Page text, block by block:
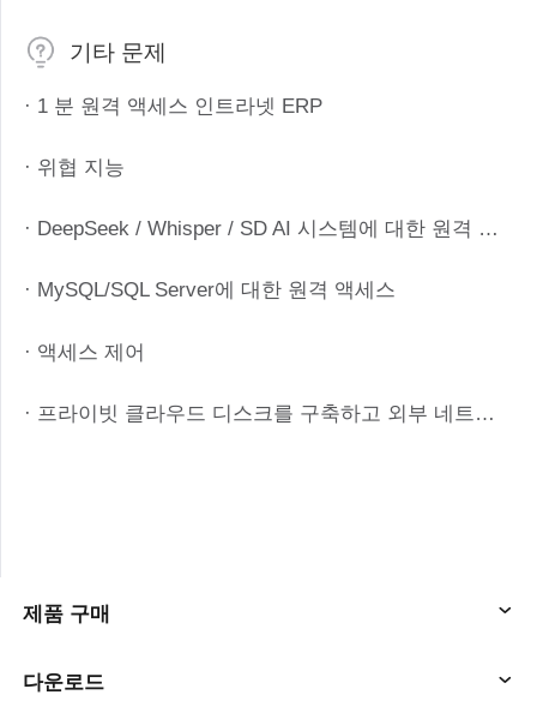
기타 문제
· 1 분 원격 액세스 인트라넷 ERP
· 위협 지능
· DeepSeek / Whisper / SD AI 시스템에 대한 원격 액세스
· MySQL/SQL Server에 대한 원격 액세스
· 액세스 제어
· 프라이빗 클라우드 디스크를 구축하고 외부 네트워크 액세스를 달성하기 위해 1 분
제품 구매
AweSun
다운로드